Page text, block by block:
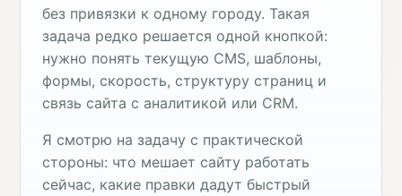
без привязки к одному городу. Такая
задача редко решается одной кнопкой:
нужно понять текущую CMS, шаблоны,
формы, скорость, структуру страниц и
связь сайта с аналитикой или CRM.
Я смотрю на задачу с практической
стороны: что мешает сайту работать
сейчас, какие правки дадут быстрый